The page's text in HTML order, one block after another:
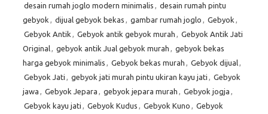
desain rumah joglo modern minimalis , desain rumah pintu
gebyok , dijual gebyok bekas , gambar rumah joglo , Gebyok ,
Gebyok Antik , Gebyok antik gebyok murah , Gebyok Antik Jati
Original, gebyok antik Jual gebyok murah , gebyok bekas
harga gebyok minimalis , Gebyok bekas murah , Gebyok dijual,
Gebyok Jati , gebyok jati murah pintu ukiran kayu jati , Gebyok
jawa , Gebyok Jepara , gebyok jepara murah , Gebyok jogja ,
Gebyok kayu jati , Gebyok Kudus , Gebyok Kuno , Gebyok